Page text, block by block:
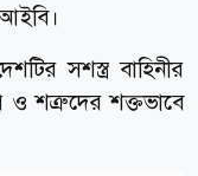
সশস্ত্র বাহিনীর
শত্রুদের শক্তভাবে